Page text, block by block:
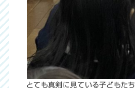
とても真剣に見ている子どもたち